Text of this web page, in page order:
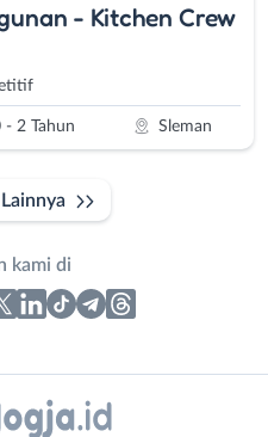
- Kitchen Crew
- 2 Tahun Sleman
kami di